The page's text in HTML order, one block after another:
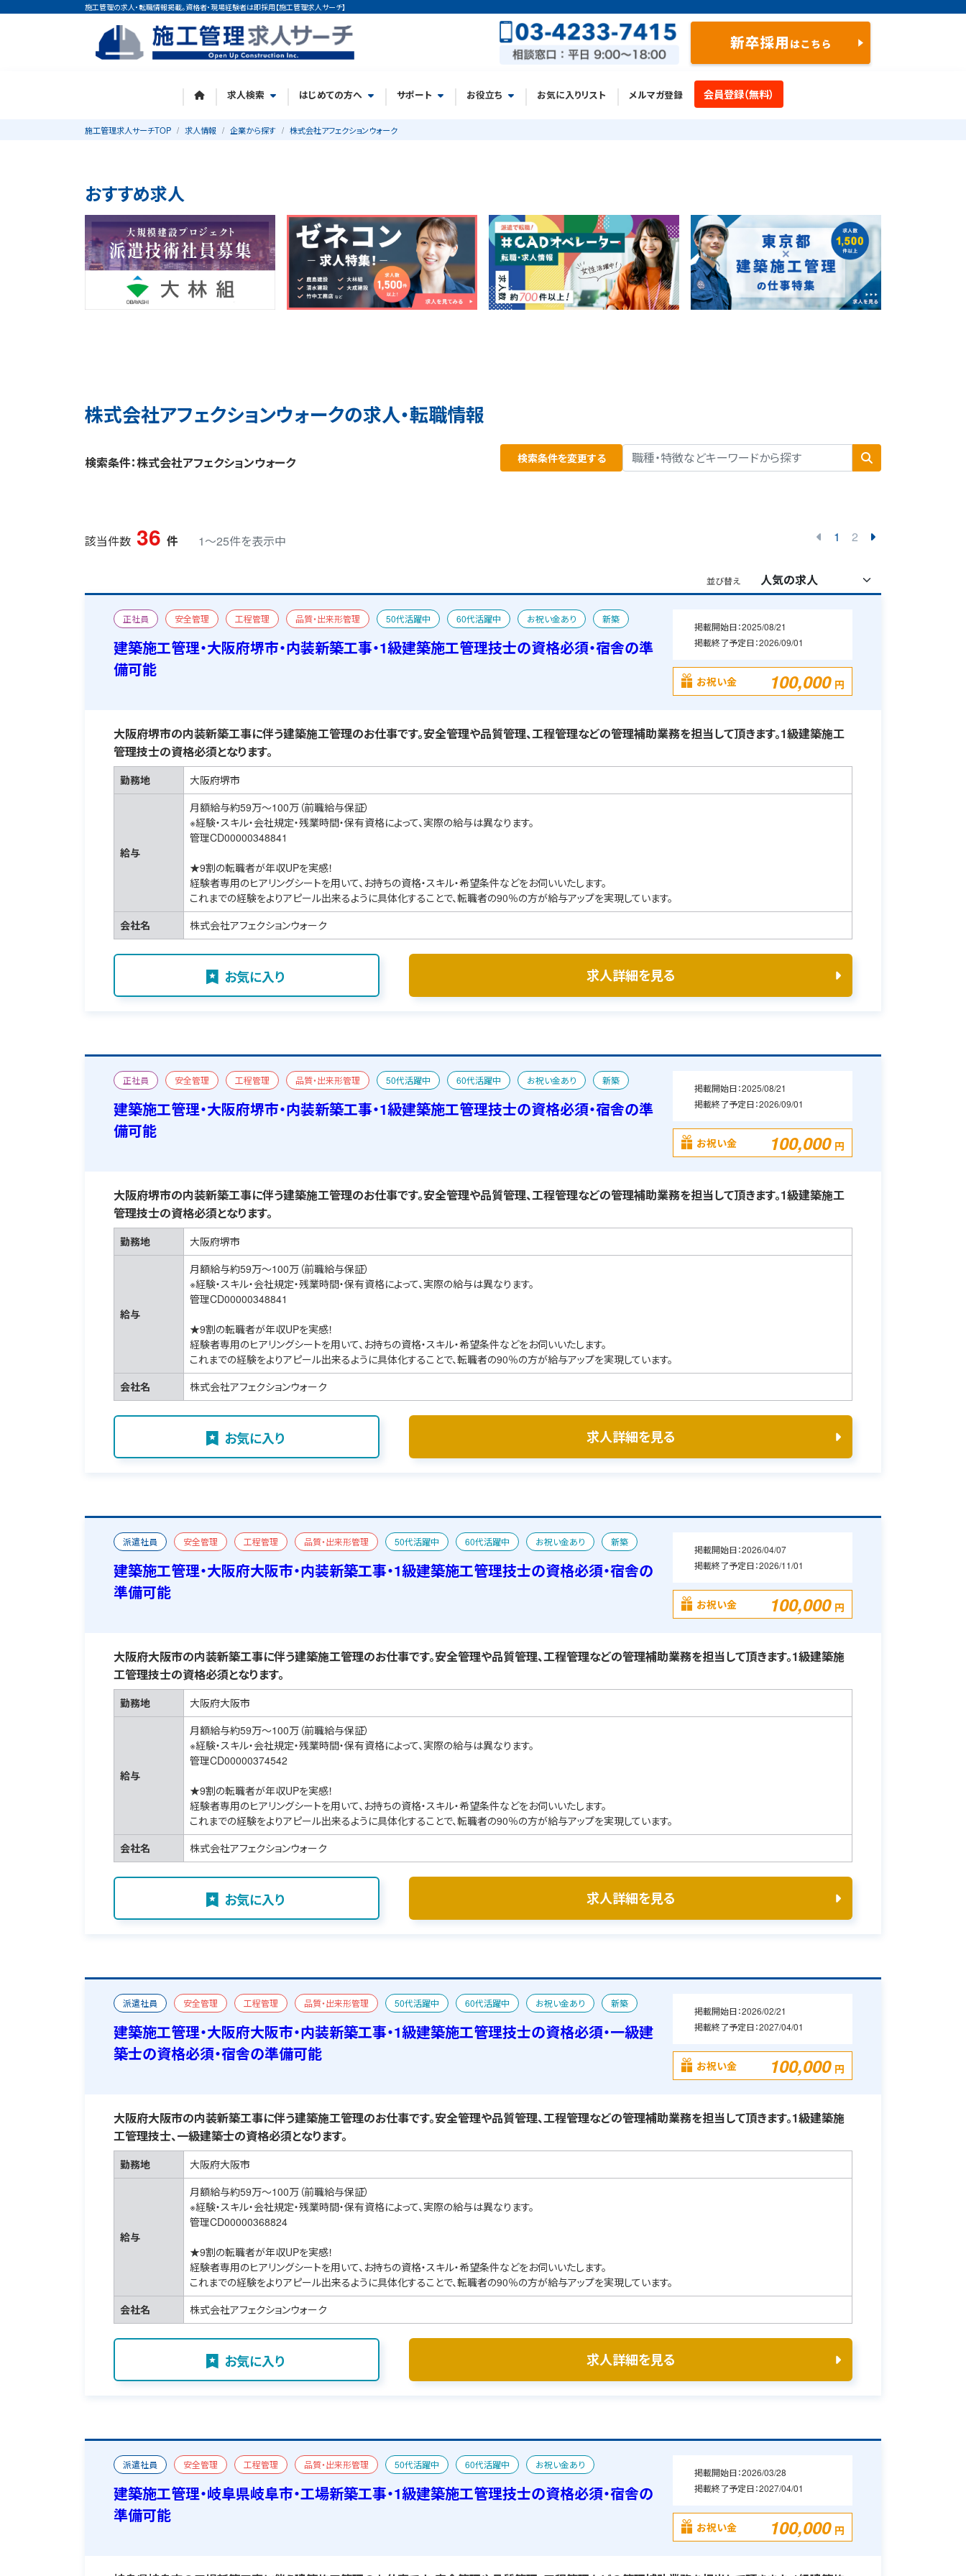
施工管理の求人・転職情報掲載。資格者・現場経験者は即採用【施工管理求人サーチ】
求人検索 はじめての方へ サポート お役立ち お気に入りリスト メルマガ登録 会員登録（無料）
施工管理求人サーチTOP 求人情報 企業から探す 株式会社アフェクションウォーク
おすすめ求人
株式会社アフェクションウォークの求人・転職情報
検索条件：株式会社アフェクションウォーク 検索条件を変更する
該当件数 36 件 1〜25件を表示中 1 2
並び替え
正社員 安全管理 工程管理 品質・出来形管理 50代活躍中 60代活躍中 お祝い金あり
新築
一級建築施工管理技士
宿舎あり
建築施工管理・大阪府堺市・内装新築工事・1級建築施工管理技士の資格必須・宿舎の準
備可能
掲載開始日：2025/08/21
掲載終了予定日：2026/09/01
お祝い金 100,000 円
大阪府堺市の内装新築工事に伴う建築施工管理のお仕事です。安全管理や品質管理、工程管理などの管理補助業務を担当して頂きます。1級建築施工
管理技士の資格必須となります。
勤務地 大阪府堺市
給与
月額給与約59万～100万（前職給与保証）
※経験・スキル・会社規定・残業時間・保有資格によって、実際の給与は異なります。
管理CD00000348841
★9割の転職者が年収UPを実感！
経験者専用のヒアリングシートを用いて、お持ちの資格・スキル・希望条件などをお伺いいたします。
これまでの経験をよりアピール出来るように具体化することで、転職者の90％の方が給与アップを実現しています。
会社名
株式会社アフェクションウォーク
お気に入り 求人詳細を見る
正社員 安全管理 工程管理 品質・出来形管理 50代活躍中 60代活躍中 お祝い金あり
新築
一級建築施工管理技士
宿舎あり
建築施工管理・大阪府堺市・内装新築工事・1級建築施工管理技士の資格必須・宿舎の準
備可能
掲載開始日：2025/08/21
掲載終了予定日：2026/09/01
お祝い金 100,000 円
大阪府堺市の内装新築工事に伴う建築施工管理のお仕事です。安全管理や品質管理、工程管理などの管理補助業務を担当して頂きます。1級建築施工
管理技士の資格必須となります。
勤務地 大阪府堺市
給与
月額給与約59万～100万（前職給与保証）
※経験・スキル・会社規定・残業時間・保有資格によって、実際の給与は異なります。
管理CD00000348841
★9割の転職者が年収UPを実感！
経験者専用のヒアリングシートを用いて、お持ちの資格・スキル・希望条件などをお伺いいたします。
これまでの経験をよりアピール出来るように具体化することで、転職者の90％の方が給与アップを実現しています。
会社名
株式会社アフェクションウォーク
お気に入り 求人詳細を見る
派遣社員 安全管理 工程管理 品質・出来形管理 50代活躍中 60代活躍中 お祝い金あり
新築
一級建築施工管理技士
宿舎あり
建築施工管理・大阪府大阪市・内装新築工事・1級建築施工管理技士の資格必須・宿舎の
準備可能
掲載開始日：2026/04/07
掲載終了予定日：2026/11/01
お祝い金 100,000 円
大阪府大阪市の内装新築工事に伴う建築施工管理のお仕事です。安全管理や品質管理、工程管理などの管理補助業務を担当して頂きます。1級建築施
工管理技士の資格必須となります。
勤務地 大阪府大阪市
給与
月額給与約59万～100万（前職給与保証）
※経験・スキル・会社規定・残業時間・保有資格によって、実際の給与は異なります。
管理CD00000374542
★9割の転職者が年収UPを実感！
経験者専用のヒアリングシートを用いて、お持ちの資格・スキル・希望条件などをお伺いいたします。
これまでの経験をよりアピール出来るように具体化することで、転職者の90％の方が給与アップを実現しています。
会社名
株式会社アフェクションウォーク
お気に入り 求人詳細を見る
派遣社員 安全管理 工程管理 品質・出来形管理 50代活躍中 60代活躍中 お祝い金あり
新築
一級建築施工管理技士
一級建築士 宿舎あり
建築施工管理・大阪府大阪市・内装新築工事・1級建築施工管理技士の資格必須・一級建
築士の資格必須・宿舎の準備可能
掲載開始日：2026/02/21
掲載終了予定日：2027/04/01
お祝い金 100,000 円
大阪府大阪市の内装新築工事に伴う建築施工管理のお仕事です。安全管理や品質管理、工程管理などの管理補助業務を担当して頂きます。1級建築施
工管理技士、一級建築士の資格必須となります。
勤務地 大阪府大阪市
給与
月額給与約59万～100万（前職給与保証）
※経験・スキル・会社規定・残業時間・保有資格によって、実際の給与は異なります。
管理CD00000368824
★9割の転職者が年収UPを実感！
経験者専用のヒアリングシートを用いて、お持ちの資格・スキル・希望条件などをお伺いいたします。
これまでの経験をよりアピール出来るように具体化することで、転職者の90％の方が給与アップを実現しています。
会社名
株式会社アフェクションウォーク
お気に入り 求人詳細を見る
派遣社員 安全管理 工程管理 品質・出来形管理 50代活躍中 60代活躍中
お祝い金あり
工場・倉庫
新築 一級建築施工管理技士 宿舎あり
建築施工管理・岐阜県岐阜市・工場新築工事・1級建築施工管理技士の資格必須・宿舎の
準備可能
掲載開始日：2026/03/28
掲載終了予定日：2027/04/01
お祝い金 100,000 円